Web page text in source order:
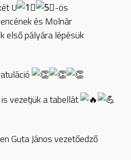
U
-ös
és Molnár
első pályára lépésük
vezetjük a tabellát
Guta János vezetőedző